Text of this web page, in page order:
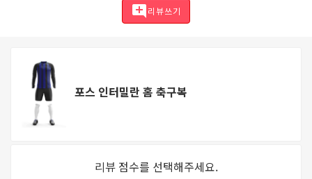
add_comment 리뷰쓰기
포스 인터밀란 홈 축구복
리뷰 점수를 선택해주세요.